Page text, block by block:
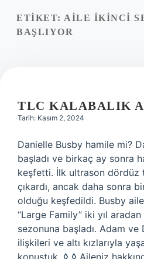
Yasal Uyarı
ETIKET: AILE IKINCI
BAŞLIYOR
TLC KALABALIK
Tarih: Kasım 2, 2024
Danielle Busby hamile mi?
başladı ve birkaç ay sonra
keşfetti. İlk ultrason dördüz
çıkardı, ancak daha sonra
olduğu keşfedildi. Busby
“Large Family” iki yıl
sezonuna başladı. Adam ve
ilişkileri ve altı kızlarıyla
konuştuk. ◊ ◊ Aileniz